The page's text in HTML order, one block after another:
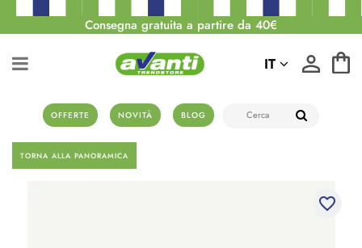
Consegna gratuita a partire da 40€
OFFERTE NOVITÀ BLOG
IT
TORNA ALLA PANORAMICA
favorite_border